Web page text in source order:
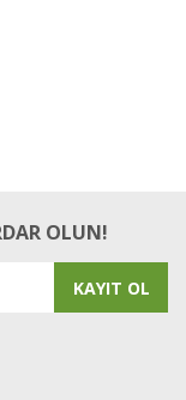
OLUN!
KAYIT OL